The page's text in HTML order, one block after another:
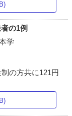
の1例
学
の方共に121円